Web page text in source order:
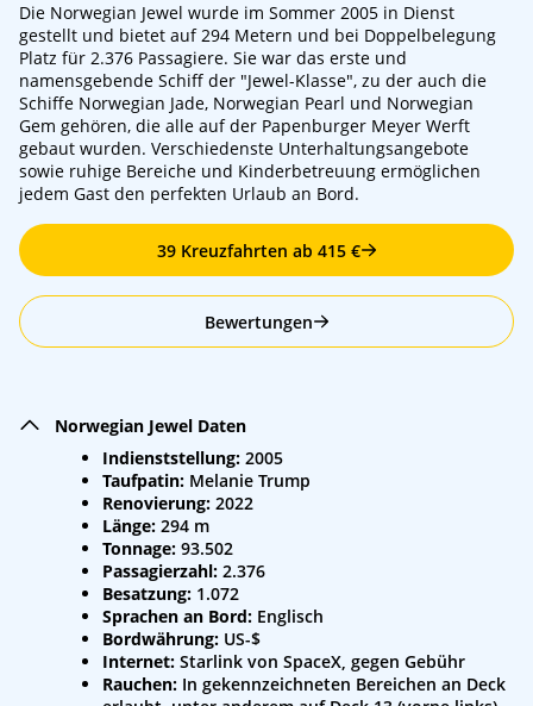
Die Norwegian Jewel wurde im Sommer 2005 in Dienst
gestellt und bietet auf 294 Metern und bei Doppelbelegung
Platz für 2.376 Passagiere. Sie war das erste und
namensgebende Schiff der "Jewel-Klasse", zu der auch die
Schiffe Norwegian Jade, Norwegian Pearl und Norwegian
Gem gehören, die alle auf der Papenburger Meyer Werft
gebaut wurden. Verschiedenste Unterhaltungsangebote
sowie ruhige Bereiche und Kinderbetreuung ermöglichen
jedem Gast den perfekten Urlaub an Bord.
39 Kreuzfahrten ab 415 €
Bewertungen
Norwegian Jewel Daten
Indienststellung: 2005
Taufpatin: Melanie Trump
Renovierung: 2022
Länge: 294 m
Tonnage: 93.502
Passagierzahl: 2.376
Besatzung: 1.072
Sprachen an Bord: Englisch
Bordwährung: US-$
Internet: Starlink von SpaceX, gegen Gebühr
Rauchen: In gekennzeichneten Bereichen an Deck